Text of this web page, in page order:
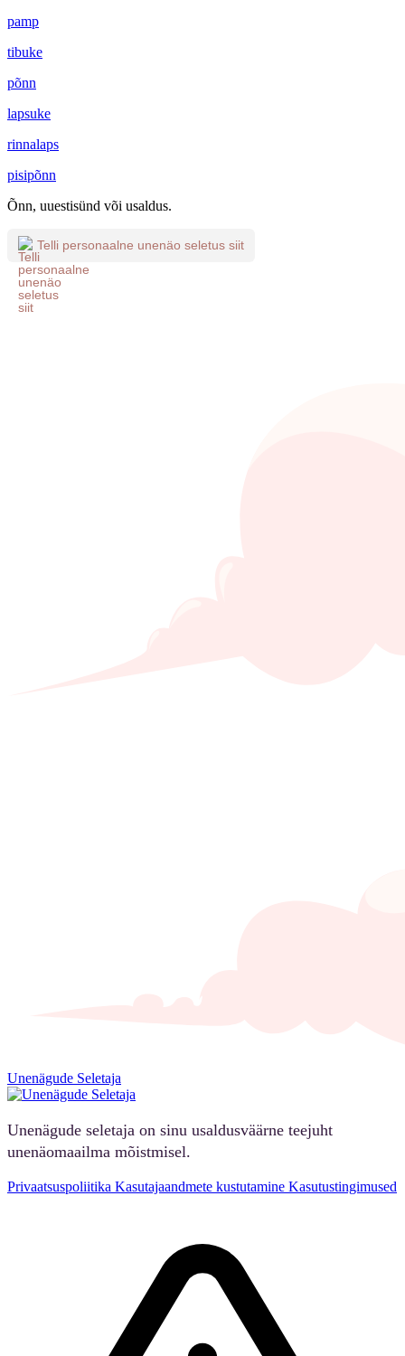
pamp
tibuke
põnn
lapsuke
rinnalaps
pisipõnn
Õnn, uuestisünd või usaldus.
Telli personaalne unenäo seletus siit
Unenägude Seletaja
Unenägude seletaja on sinu usaldusväärne teejuht
unenäomaailma mõistmisel.
Privaatsuspoliitika Kasutajaandmete kustutamine Kasutustingimused